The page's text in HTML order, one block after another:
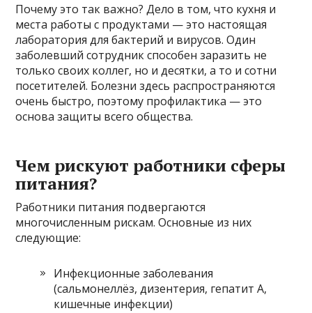
Почему это так важно? Дело в том, что кухня и
места работы с продуктами — это настоящая
лаборатория для бактерий и вирусов. Один
заболевший сотрудник способен заразить не
только своих коллег, но и десятки, а то и сотни
посетителей. Болезни здесь распространяются
очень быстро, поэтому профилактика — это
основа защиты всего общества.
Чем рискуют работники сферы
питания?
Работники питания подвергаются
многочисленным рискам. Основные из них
следующие:
Инфекционные заболевания
(сальмонеллёз, дизентерия, гепатит А,
кишечные инфекции)